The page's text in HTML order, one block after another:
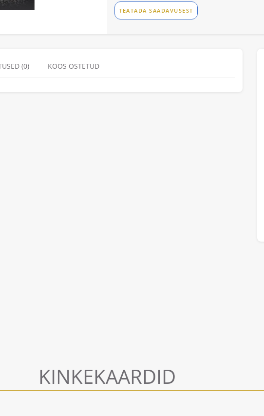
TEATADA SAADAVUSEST
(0) KOOS OSTETUD
KINKEKAARDID